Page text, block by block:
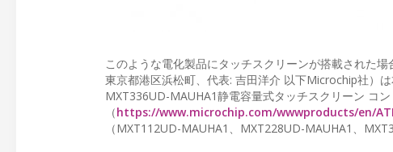
このような電化製品にタッチスクリーンが搭載された
東京都港区浜松町、代表: 吉田洋介 以下Microchip社）
MXT336UD-MAUHA1静電容量式タッチスクリーン コ
（https://www.microchip.com/wwwproducts/en/
（MXT112UD-MAUHA1、MXT228UD-MAUHA1、